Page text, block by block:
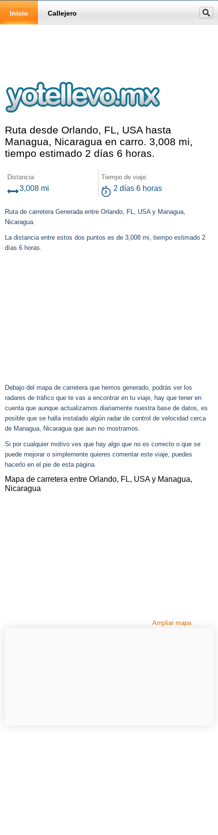
Inicio Callejero
Ruta desde Orlando, FL, USA hasta
Managua, Nicaragua en carro. 3,008 mi,
tiempo estimado 2 días 6 horas.
Distancia:
3,008 mi
Tiempo de viaje:
2 días 6 horas
Ruta de carretera Generada entre Orlando, FL, USA y Managua,
Nicaragua.
La distancia entre estos dos puntos es de 3,008 mi, tiempo estimado 2
días 6 horas.
Debajo del mapa de carretera que hemos generado, podrás ver los
radares de tráfico que te vas a encontrar en tu viaje, hay que tener en
cuenta que aunque actualizamos diariamente nuestra base de datos, es
posible que se halla instalado algún radar de control de velocidad cerca
de Managua, Nicaragua que aun no mostramos.
Si por cualquier motivo ves que hay algo que no es correcto o que se
puede mejorar o simplemente quieres comentar este viaje, puedes
hacerlo en el pie de esta página.
Mapa de carretera entre Orlando, FL, USA y Managua,
Nicaragua
Ampliar mapa